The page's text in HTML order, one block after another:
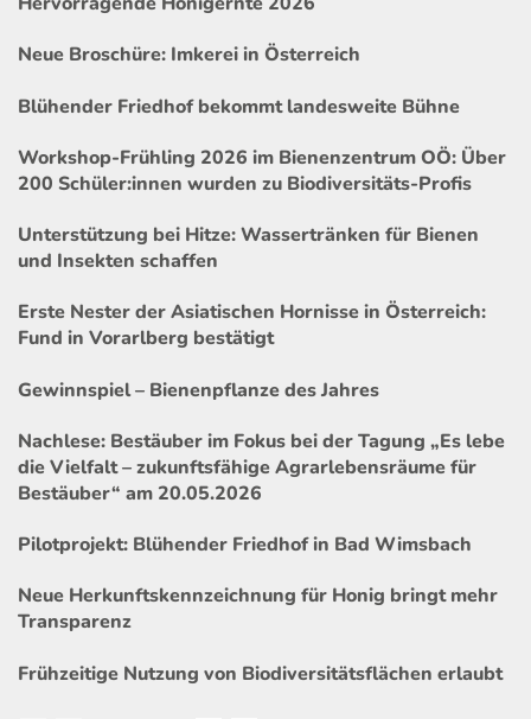
Neue Broschüre: Imkerei in Österreich
Blühender Friedhof bekommt landesweite Bühne
Workshop-Frühling 2026 im Bienenzentrum OÖ: Über
200 Schüler:innen wurden zu Biodiversitäts-Profis
Unterstützung bei Hitze: Wassertränken für Bienen
und Insekten schaffen
Erste Nester der Asiatischen Hornisse in Österreich:
Fund in Vorarlberg bestätigt
Gewinnspiel – Bienenpflanze des Jahres
Nachlese: Bestäuber im Fokus bei der Tagung „Es lebe
die Vielfalt – zukunftsfähige Agrarlebensräume für
Bestäuber“ am 20.05.2026
Pilotprojekt: Blühender Friedhof in Bad Wimsbach
Neue Herkunftskennzeichnung für Honig bringt mehr
Transparenz
Frühzeitige Nutzung von Biodiversitätsflächen erlaubt